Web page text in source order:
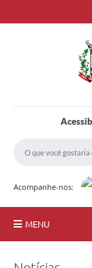
Acompanhe-nos:
MENU